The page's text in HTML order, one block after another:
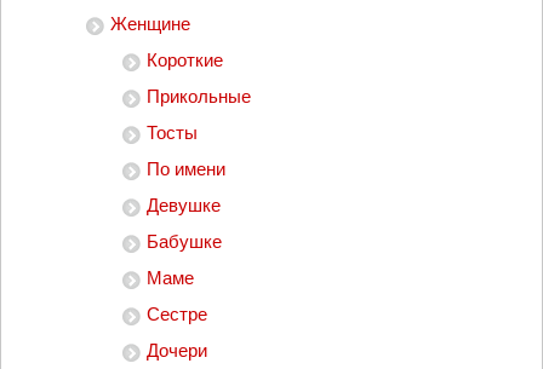
Женщине
Короткие
Прикольные
Тосты
По имени
Девушке
Бабушке
Маме
Сестре
Дочери